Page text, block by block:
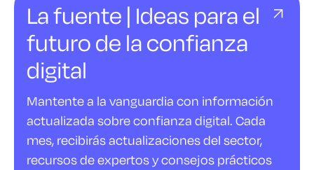
La fuente | Ideas para el
futuro de la confianza
digital
Mantente a la vanguardia con información
actualizada sobre confianza digital. Cada
mes, recibirás actualizaciones del sector,
recursos de expertos y consejos prácticos